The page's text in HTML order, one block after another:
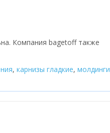
Компания bagetoff также
, карнизы гладкие, молдинги